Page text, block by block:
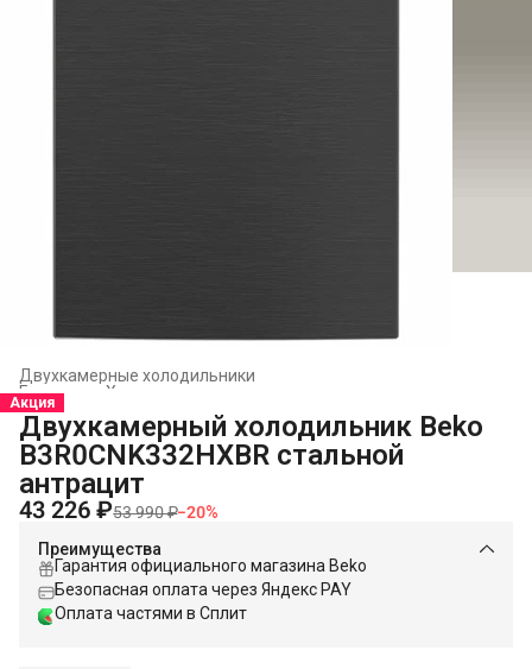
Двухкамерные холодильники
Холодильники и морозильники
Главная
Акция
Двухкамерный холодильник Beko
B3R0CNK332HXBR стальной
антрацит
43 226 ₽53 990 ₽−20%
Преимущества
Гарантия официального магазина Beko
Безопасная оплата через Яндекс PAY
Оплата частями в Сплит